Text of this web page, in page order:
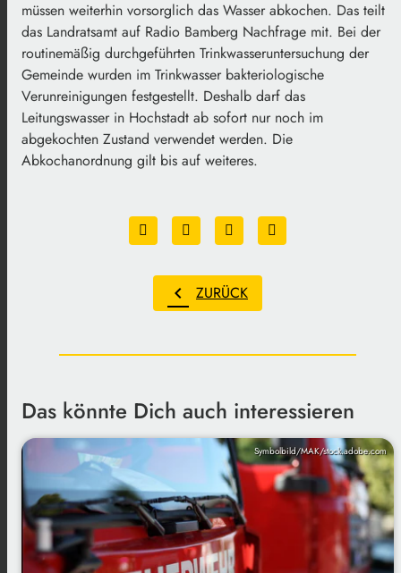
müssen weiterhin vorsorglich das Wasser abkochen. Das teilt
das Landratsamt auf Radio Bamberg Nachfrage mit. Bei der
routinemäßig durchgeführten Trinkwasseruntersuchung der
Gemeinde wurden im Trinkwasser bakteriologische
Verunreinigungen festgestellt. Deshalb darf das
Leitungswasser in Hochstadt ab sofort nur noch im
abgekochten Zustand verwendet werden. Die
Abkochanordnung gilt bis auf weiteres.
chevron_left ZURÜCK
Das könnte Dich auch interessieren
Symbolbild/MAK/stock.adobe.com